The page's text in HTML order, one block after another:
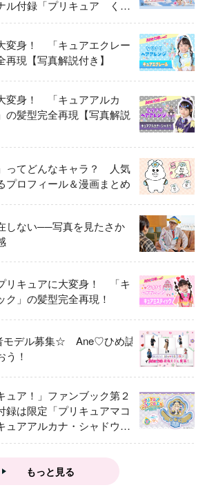
ル付録「プリキュア くる
」
変身！ 「キュアエクレー
再現【写真解説付き】
変身！ 「キュアアルカ
の髪型完全再現【写真解説
ってどんなキャラ？ 人気
プロフィール＆漫画まとめ
しない──写真を見たさか
リキュアに大変身！ 「キ
ク」の髪型完全再現！
モデル募集☆ Ane♡ひめ誌
う！
ュア！」ファンブック第２
は限定「プリキュアマコ
アアルカナ・シャドウ
ュアエクレールを大特
もっと見る